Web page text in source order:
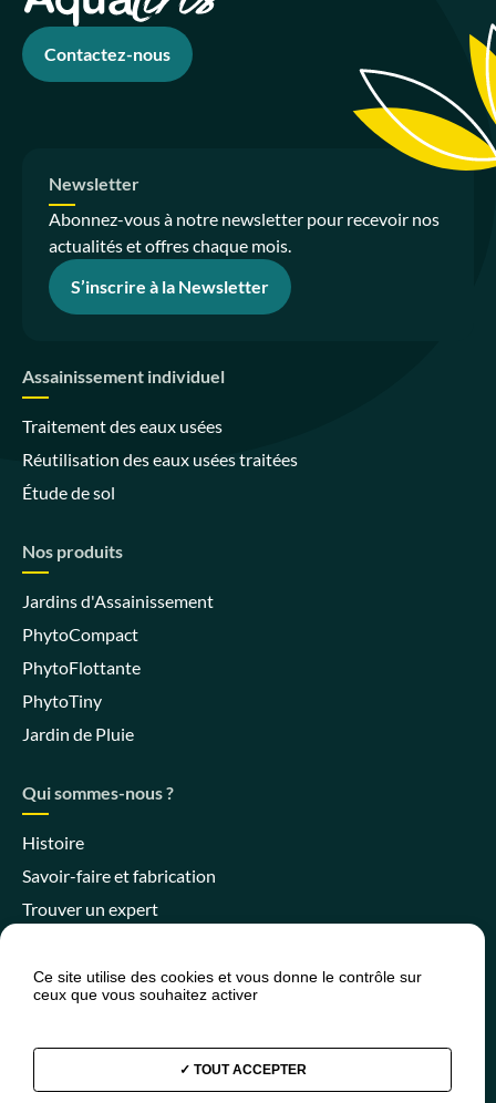
Contactez-nous
Newsletter
Abonnez-vous à notre newsletter pour recevoir nos
actualités et offres chaque mois.
S’inscrire à la Newsletter
Assainissement individuel
Traitement des eaux usées
Réutilisation des eaux usées traitées
Étude de sol
Nos produits
Jardins d'Assainissement
PhytoCompact
PhytoFlottante
PhytoTiny
Jardin de Pluie
Qui sommes-nous ?
Histoire
Savoir-faire et fabrication
Trouver un expert
Actualités
FAQ
Ce site utilise des cookies et vous donne le contrôle sur
ceux que vous souhaitez activer
TOUT ACCEPTER